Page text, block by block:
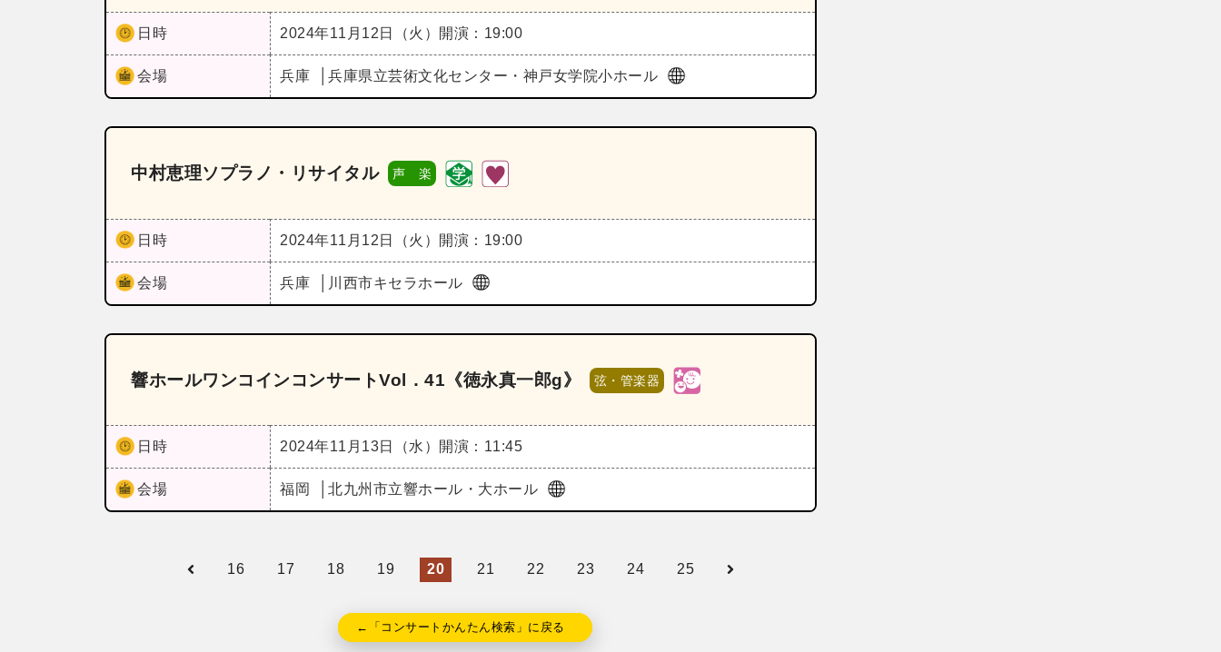
日時 2024年11月12日（火） 開演：19:00
会場 兵庫 兵庫県立芸術文化センター・神戸女学院小ホール
中村恵理ソプラノ・リサイタル 声 楽
日時 2024年11月12日（火） 開演：19:00
会場 兵庫 川西市キセラホール
響ホールワンコインコンサートVol．41《徳永真一郎g》 弦・管楽器
日時 2024年11月13日（水） 開演：11:45
会場 福岡 北九州市立響ホール・大ホール
16 17 18 19 20 21 22 23 24 25
←「コンサートかんたん検索」に戻る